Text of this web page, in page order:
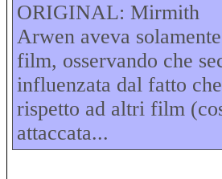
ORIGINAL: Mirmith
Arwen aveva
film, osservando che
influenzata dal fatto
rispetto ad altri film
attaccata...